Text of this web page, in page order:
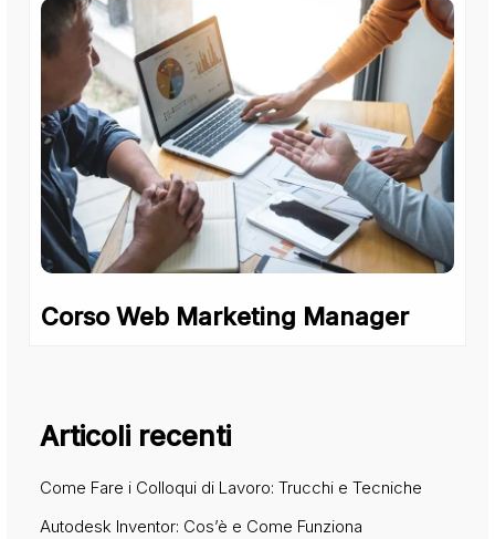
Corso Web Marketing Manager
Articoli recenti
Come Fare i Colloqui di Lavoro: Trucchi e Tecniche
Autodesk Inventor: Cos’è e Come Funziona